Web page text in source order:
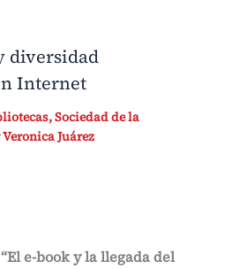
diversidad
Internet
,Sociedad de la
Veronica Juárez
e-book y la llegada del